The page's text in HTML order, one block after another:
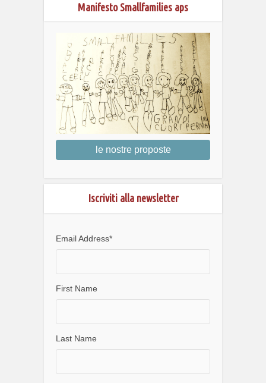
Manifesto Smallfamilies aps
le nostre proposte
Iscriviti alla newsletter
Email Address*
First Name
Last Name